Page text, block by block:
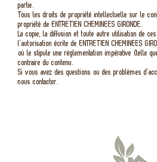
partie.
Tous les droits de propriété intellectuelle sur le
propriété de ENTRETIEN CHEMINEES GIRONDE.
La copie, la diffusion et toute autre utilisation de
l’autorisation écrite de ENTRETIEN CHEMINEES
où le stipule une réglementation impérative (telle
contraire du contenu.
Si vous avez des questions ou des problèmes
nous contacter.